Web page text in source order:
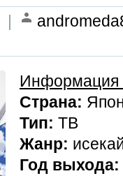
|
Информация
Страна:
Тип: ТВ
Жанр:
Год выхода: